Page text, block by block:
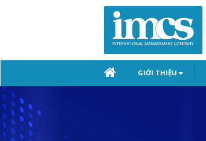
GIỚI THIỆU